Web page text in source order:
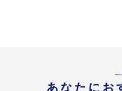
あなたにお